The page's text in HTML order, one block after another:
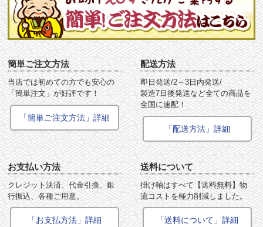
簡単ご注文方法
当店では初めての方でも安心の
「簡単注文」が好評です！
「簡単ご注文方法」詳細
配送方法
即日発送/2～3日内発送/
製造7日後発送など全ての商品を
全国に速配！
「配送方法」詳細
お支払い方法
クレジット決済、代金引換、銀
行振込、各種ご用意。
「お支払方法」詳細
送料について
掛け軸はすべて【送料無料】物
流コストを極力削減しました。
「送料について」詳細